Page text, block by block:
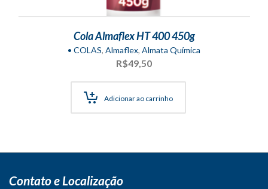
Cola Almaflex HT 400 450g
• COLAS, Almaflex, Almata Química
R$49,50
Adicionar ao carrinho
Contato e Localização